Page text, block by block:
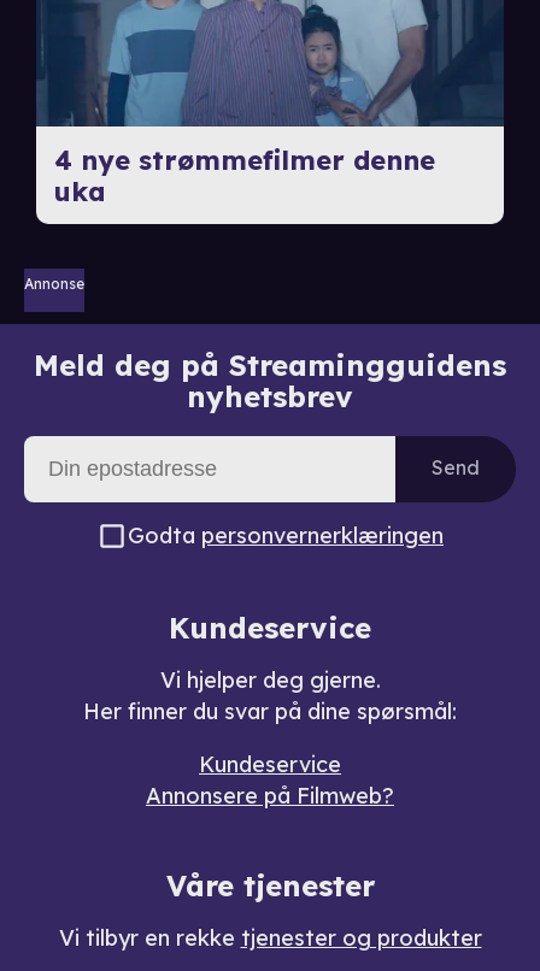
4 nye strømmefilmer denne
uka
Annonse
Meld deg på Streamingguidens
nyhetsbrev
Send
Godta personvernerklæringen
Kundeservice
Vi hjelper deg gjerne.
Her finner du svar på dine spørsmål:
Kundeservice
Annonsere på Filmweb?
Våre tjenester
Vi tilbyr en rekke tjenester og produkter